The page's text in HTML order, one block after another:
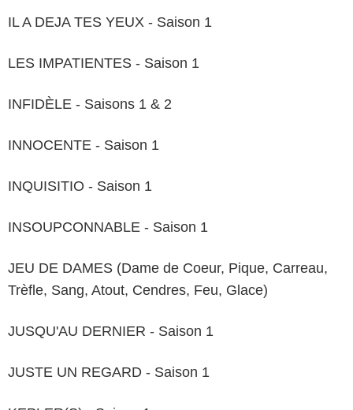
IL A DEJA TES YEUX - Saison 1
LES IMPATIENTES - Saison 1
INFIDÈLE - Saisons 1 & 2
INNOCENTE - Saison 1
INQUISITIO - Saison 1
INSOUPCONNABLE - Saison 1
JEU DE DAMES (Dame de Coeur, Pique, Carreau,
Trèfle, Sang, Atout, Cendres, Feu, Glace)
JUSQU'AU DERNIER - Saison 1
JUSTE UN REGARD - Saison 1